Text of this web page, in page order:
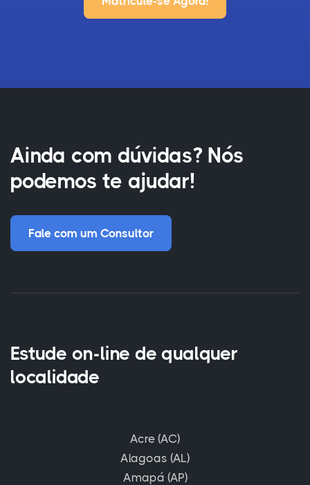
Ainda com dúvidas? Nós
podemos te ajudar!
Fale com um Consultor
Estude on-line de qualquer
localidade
Acre (AC)
Alagoas (AL)
Amapá (AP)